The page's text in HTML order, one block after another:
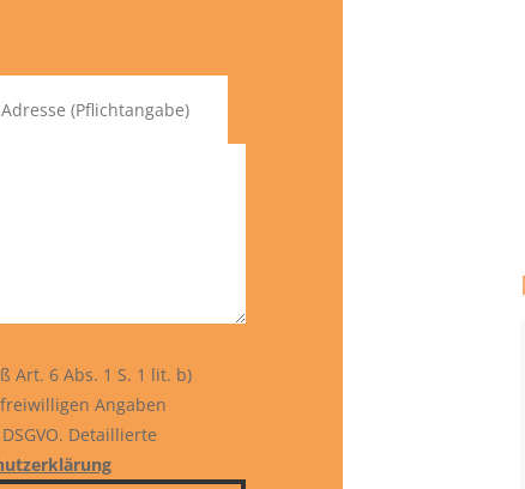
Art. 6 Abs. 1 S. 1 lit. b)
Angaben
Detaillierte